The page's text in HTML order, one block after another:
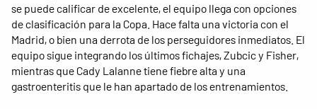
se puede calificar de excelente, el equipo llega con opciones
de clasificación para la Copa. Hace falta una victoria con el
Madrid, o bien una derrota de los perseguidores inmediatos. El
equipo sigue integrando los últimos fichajes, Zubcic y Fisher,
mientras que Cady Lalanne tiene fiebre alta y una
gastroenteritis que le han apartado de los entrenamientos.